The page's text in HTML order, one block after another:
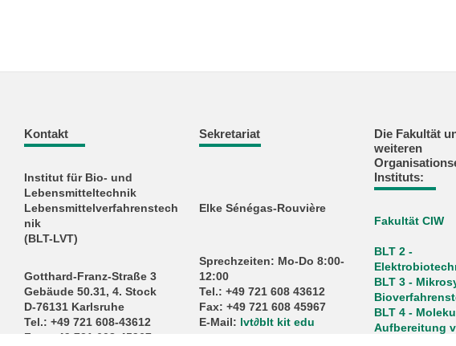
Kontakt
Institut für Bio- und
Lebensmitteltechnik
Lebensmittelverfahrenstech
nik
(BLT-LVT)
Gotthard-Franz-Straße 3
Gebäude 50.31, 4. Stock
D-76131 Karlsruhe
Tel.: +49 721 608-43612
Fax: +49 721 608-45967
Sekretariat
Elke Sénégas-Rouvière
Sprechzeiten: Mo-Do 8:00-
12:00
Tel.: +49 721 608 43612
Fax: +49 721 608 45967
E-Mail: lvt∂blt kit edu
Die Fakultät
weiteren
Instituts:
Fakultät CIW
BLT 2 -
BLT 3 -
BLT 4 -
Aufbereitung